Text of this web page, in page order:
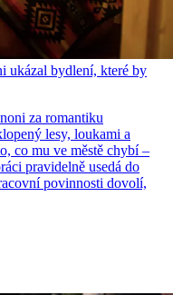
ukázal bydlení, které by
za romantiku
lesy, loukami a
co mu ve městě chybí –
pravidelně usedá do
povinnosti dovolí,